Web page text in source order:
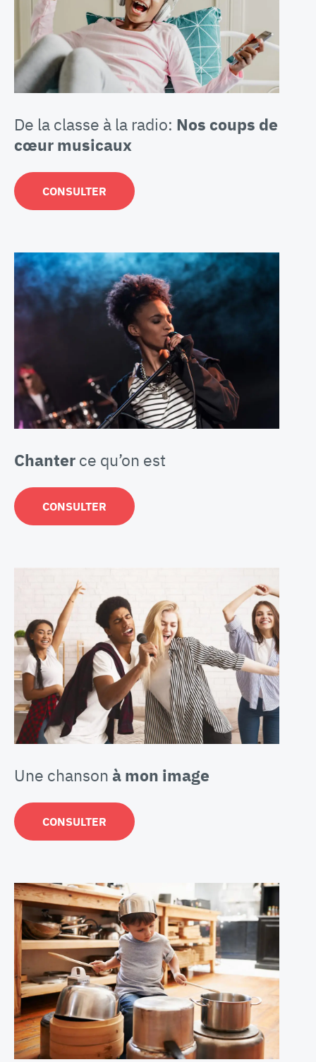
De la classe à la radio: Nos coups de
cœur musicaux
CONSULTER
Chanter ce qu’on est
CONSULTER
Une chanson à mon image
CONSULTER